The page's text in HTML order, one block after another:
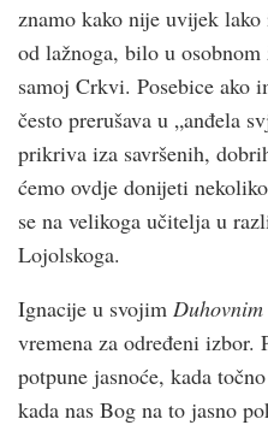
znamo kako nije uvijek
od lažnoga, bilo u
samoj Crkvi. Posebice ako
često prerušava u „anđela
prikriva iza savršenih,
ćemo ovdje donijeti
se na velikoga učitelja u
Lojolskoga.
Ignacije u svojim
vremena za određeni izbor.
potpune jasnoće, kada
kada nas Bog na to jasno